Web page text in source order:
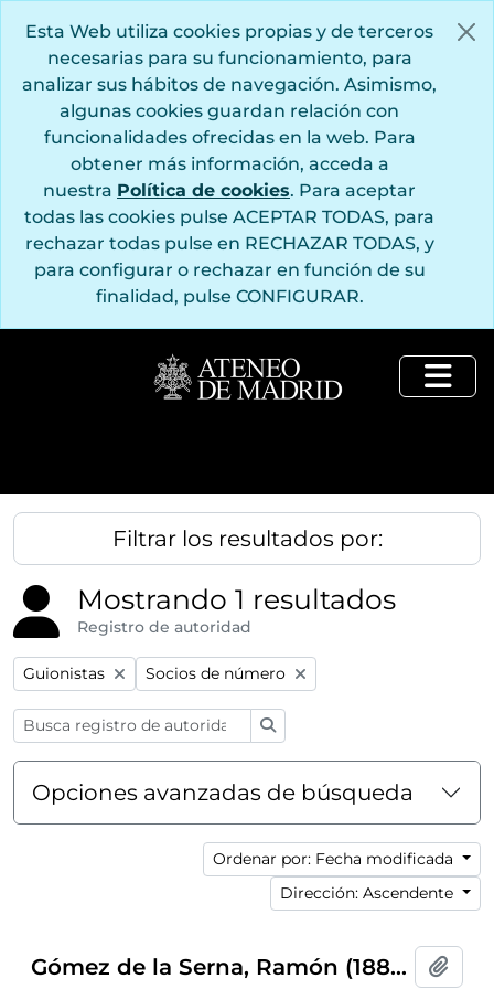
Esta Web utiliza cookies propias y de terceros
necesarias para su funcionamiento, para
analizar sus hábitos de navegación. Asimismo,
algunas cookies guardan relación con
funcionalidades ofrecidas en la web. Para
obtener más información, acceda a
nuestra Política de cookies. Para aceptar
todas las cookies pulse ACEPTAR TODAS, para
rechazar todas pulse en RECHAZAR TODAS, y
para configurar o rechazar en función de su
finalidad, pulse CONFIGURAR.
Filtrar los resultados por:
Mostrando 1 resultados
Registro de autoridad
Remove filter:
Guionistas Remove filter:
Socios de número
Opciones avanzadas de búsqueda
Ordenar por: Fecha modificada
Dirección: Ascendente
Gómez de la Serna, Ramón (1888-1963)